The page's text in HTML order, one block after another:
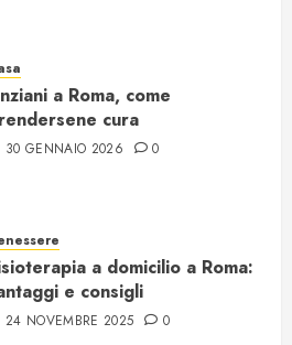
a Roma, come
cura
30 GENNAIO 2026 0
a domicilio a Roma:
e consigli
24 NOVEMBRE 2025 0